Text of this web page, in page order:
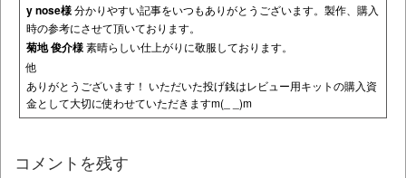
y nose様分かりやすい記事をいつもありがとうございます。製作、購入
時の参考にさせて頂いております。
菊地 俊介様素晴らしい仕上がりに敬服しております。
他
ありがとうございます！ いただいた投げ銭はレビュー用キットの購入資
金として大切に使わせていただきますm(_ _)m
コメントを残す